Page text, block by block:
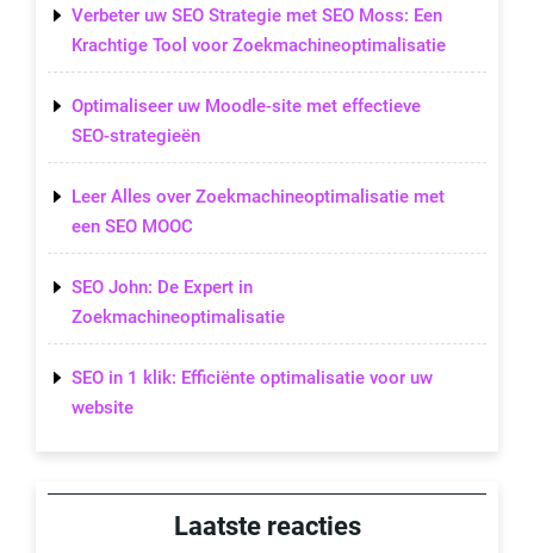
Verbeter uw SEO Strategie met SEO Moss: Een
Krachtige Tool voor Zoekmachineoptimalisatie
Optimaliseer uw Moodle-site met effectieve
SEO-strategieën
Leer Alles over Zoekmachineoptimalisatie met
een SEO MOOC
SEO John: De Expert in
Zoekmachineoptimalisatie
SEO in 1 klik: Efficiënte optimalisatie voor uw
website
Laatste reacties